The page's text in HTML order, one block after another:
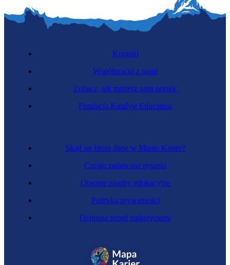
Skąd się biorą dane w Mapie Karier?
Często zadawane pytania
Otwarte zasoby edukacyjne
Polityka prywatności
Ochrona przed nadużyciami
Kontakt
Współpracuj z nami
Zobacz, jak możesz nam pomóc
Fundacja Katalyst Education